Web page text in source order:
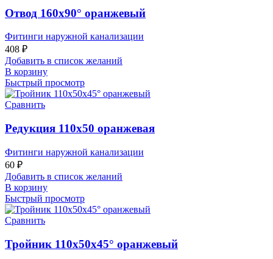
Отвод 160х90° оранжевый
Фитинги наружной канализации
408 ₽
Добавить в список желаний
В корзину
Быстрый просмотр
Сравнить
Редукция 110х50 оранжевая
Фитинги наружной канализации
60 ₽
Добавить в список желаний
В корзину
Быстрый просмотр
Сравнить
Тройник 110х50х45° оранжевый